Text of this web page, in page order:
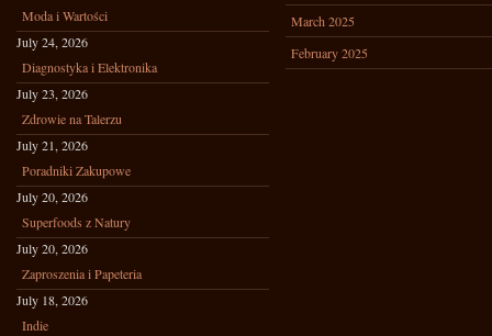
Moda i Wartości
July 24, 2026
Diagnostyka i Elektronika
July 23, 2026
Zdrowie na Talerzu
July 21, 2026
Poradniki Zakupowe
July 20, 2026
Superfoods z Natury
July 20, 2026
Zaproszenia i Papeteria
July 18, 2026
Indie
March 2025
February 2025